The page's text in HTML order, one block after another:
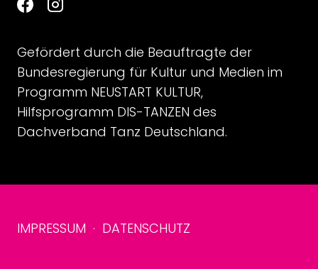
Gefördert durch die Beauftragte der
Bundesregierung für Kultur und Medien im
Programm NEUSTART KULTUR,
Hilfsprogramm DIS-TANZEN des
Dachverband Tanz Deutschland.
IMPRESSUM · DATENSCHUTZ